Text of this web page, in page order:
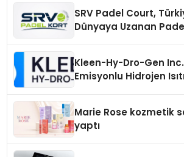
SRV Padel Court,
Dünyaya Uzanan
Kleen-Hy-Dro-Gen
Emisyonlu Hidrojen
Marie Rose kozmetik
yaptı